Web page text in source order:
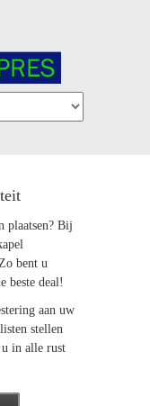
plaatsen? Bij
bent u
beste deal!
aan uw
stellen
in alle rust
dakkapel in
aangevuld
warmte
populaire
of een prefab
is.